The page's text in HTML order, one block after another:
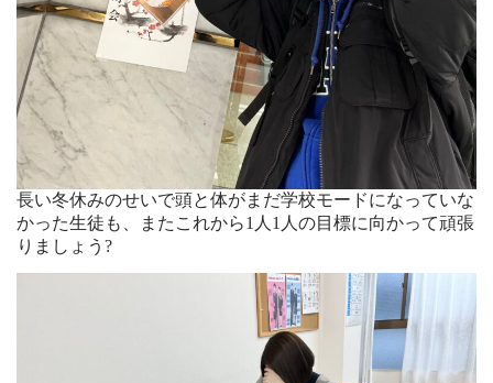
長い冬休みのせいで頭と体がまだ学校モードになっていな
かった生徒も、またこれから1人1人の目標に向かって頑張
りましょう?